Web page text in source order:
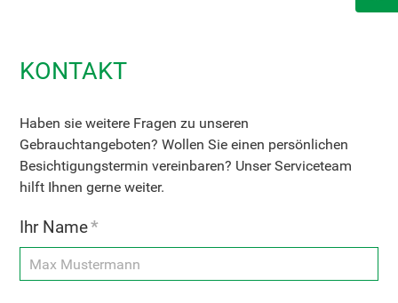
KONTAKT
Haben sie weitere Fragen zu unseren
Gebrauchtangeboten? Wollen Sie einen persönlichen
Besichtigungstermin vereinbaren? Unser Serviceteam
hilft Ihnen gerne weiter.
Ihr Name*